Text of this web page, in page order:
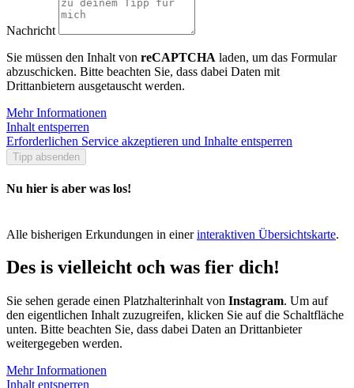
Nachricht
Sie müssen den Inhalt von reCAPTCHA laden, um das Formular
abzuschicken. Bitte beachten Sie, dass dabei Daten mit
Drittanbietern ausgetauscht werden.
Mehr Informationen
Inhalt entsperren
Erforderlichen Service akzeptieren und Inhalte entsperren
Tipp absenden
Nu hier is aber was los!
Alle bisherigen Erkundungen in einerinteraktiven Übersichtskarte.
Des is vielleicht och was fier dich!
Sie sehen gerade einen Platzhalterinhalt von Instagram. Um auf
den eigentlichen Inhalt zuzugreifen, klicken Sie auf die Schaltfläche
unten. Bitte beachten Sie, dass dabei Daten an Drittanbieter
weitergegeben werden.
Mehr Informationen
Inhalt entsperren